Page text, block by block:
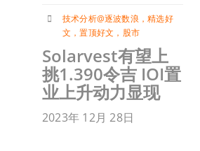
技术分析@逐波数浪 ，精选好
文 ，置顶好文 ， 股市
Solarvest有望上
挑1.390令吉 IOI置
业上升动力显现
2023年 12月 28日